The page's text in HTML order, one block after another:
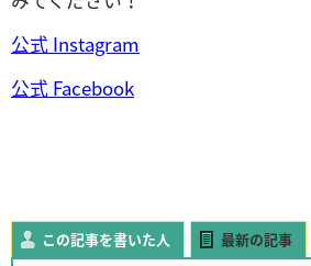
公式 Instagram
公式 Facebook
この記事を書いた人 最新の記事